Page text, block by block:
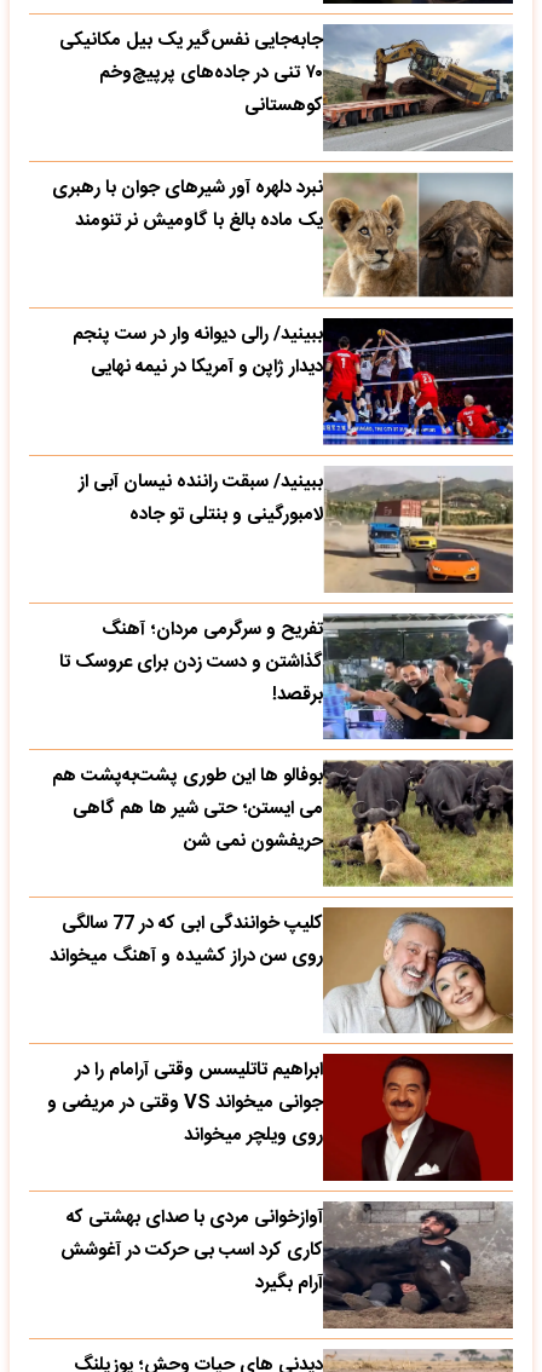
جابه‌جایی نفس‌گیر یک بیل مکانیکی
۷۰ تنی در جاده‌های پرپیچ‌وخم
کوهستانی
نبرد دلهره آور شیرهای جوان با رهبری
یک ماده بالغ با گاومیش نر تنومند
ببینید/ رالی دیوانه وار در ست پنجم
دیدار ژاپن و آمریکا در نیمه نهایی
ببینید/ سبقت راننده نیسان آبی از
لامبورگینی و بنتلی تو جاده
تفریح و سرگرمی مردان؛ آهنگ
گذاشتن و دست زدن برای عروسک تا
برقصد!
بوفالو ها این‌ طوری پشت‌به‌پشت هم
می‌ ایستن؛ حتی شیر ها هم گاهی
حریفشون نمی‌ شن
کلیپ خوانندگی ابی که در 77 سالگی
روی سن دراز کشیده و آهنگ میخواند
ابراهیم تاتلیسس وقتی آرامام را در
جوانی میخواند VS وقتی در مریضی و
روی ویلچر میخواند
آوازخوانی مردی با صدای بهشتی که
کاری کرد اسب بی حرکت در آغوشش
آرام بگیرد
دیدنی های حیات وحش؛ یوزپلنگ